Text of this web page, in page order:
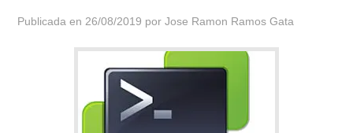
Publicada en 26/08/2019 porJose Ramon Ramos Gata